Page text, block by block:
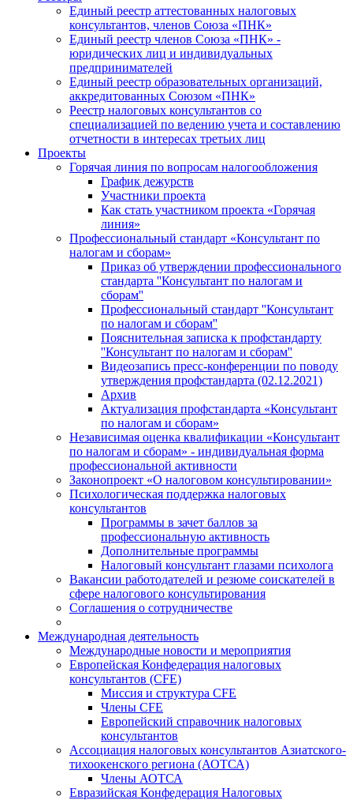
Единый реестр аттестованных налоговых
консультантов, членов Союза «ПНК»
Единый реестр членов Союза «ПНК» -
юридических лиц и индивидуальных
предпринимателей
Единый реестр образовательных организаций,
аккредитованных Союзом «ПНК»
Реестр налоговых консультантов со
специализацией по ведению учета и составлению
отчетности в интересах третьих лиц
Проекты
Горячая линия по вопросам налогообложения
График дежурств
Участники проекта
Как стать участником проекта «Горячая
линия»
Профессиональный стандарт «Консультант по
налогам и сборам»
Приказ об утверждении профессионального
стандарта ''Консультант по налогам и
сборам''
Профессиональный стандарт ''Консультант
по налогам и сборам''
Пояснительная записка к профстандарту
''Консультант по налогам и сборам''
Видеозапись пресс-конференции по поводу
утверждения профстандарта (02.12.2021)
Архив
Актуализация профстандарта «Консультант
по налогам и сборам»
Независимая оценка квалификации «Консультант
по налогам и сборам» - индивидуальная форма
профессиональной активности
Законопроект «О налоговом консультировании»
Психологическая поддержка налоговых
консультантов
Программы в зачет баллов за
профессиональную активность
Дополнительные программы
Налоговый консультант глазами психолога
Вакансии работодателей и резюме соискателей в
сфере налогового консультирования
Соглашения о сотрудничестве
Международная деятельность
Международные новости и мероприятия
Европейская Конфедерация налоговых
консультантов (CFE)
Миссия и структура CFE
Члены CFE
Европейский справочник налоговых
консультантов
Ассоциация налоговых консультантов Азиатского-
тихоокенского региона (АОТСА)
Члены АОТСА
Евразийская Конфедерация Налоговых